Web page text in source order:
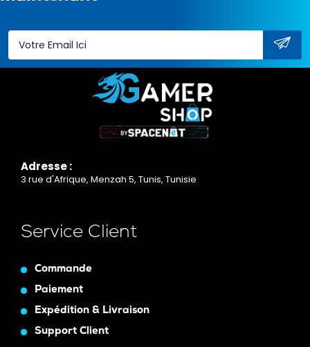
Adresse :
3 rue d'Afrique, Menzah 5, Tunis, Tunisie
Service Client
Commande
Paiement
Expédition & Livraison
Support Client